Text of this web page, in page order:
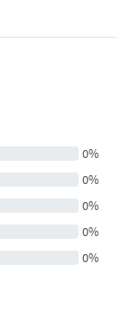
0%
0%
0%
0%
0%